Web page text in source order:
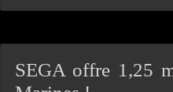
SEGA offre 1,25